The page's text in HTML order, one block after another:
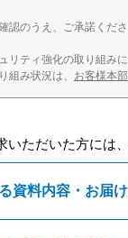
認のうえ、ご承諾くだ
リティ強化の取り組み
組み状況は、 お客様本
いただいた方には
資料内容・お届け